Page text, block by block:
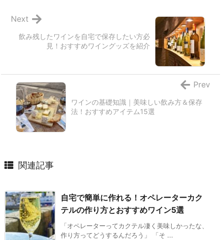
飲み残したワインを自宅で保存したい方必
見！おすすめワイングッズを紹介
Next
ワインの基礎知識｜美味しい飲み方＆保存
法！おすすめアイテム15選
Prev
関連記事
自宅で簡単に作れる！オペレーターカク
テルの作り方とおすすめワイン5選
「オペレーターってカクテル凄く美味しかったな、
作り方ってどうするんだろう」 「そ ...